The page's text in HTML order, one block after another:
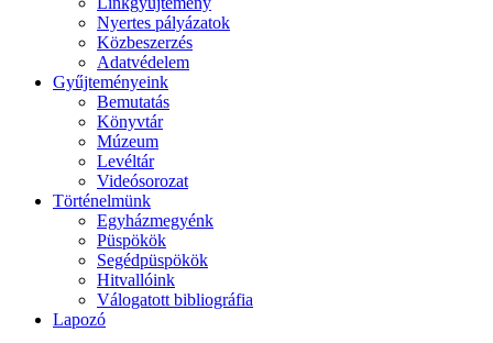
Nyertes pályázatok
Közbeszerzés
Adatvédelem
Gyűjteményeink
Bemutatás
Könyvtár
Múzeum
Levéltár
Videósorozat
Történelmünk
Egyházmegyénk
Püspökök
Segédpüspökök
Hitvallóink
Válogatott bibliográfia
Lapozó